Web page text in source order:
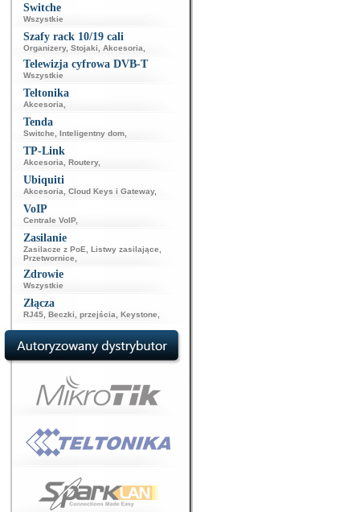
Switche
Wszystkie
Szafy rack 10/19 cali
Organizery, Stojaki Akcesoria
Telewizja cyfrowa DVB-T
Wszystkie
Teltonika
Akcesoria
Tenda
Switche Inteligentny dom
TP-Link
Akcesoria Routery,
Ubiquiti
Akcesoria Cloud Keys i Gateway,
VoIP
Centrale VoIP,
Zasilanie
Zasilacze z PoE Listwy zasilające
Przetwornice
Zdrowie
Wszystkie
Złącza
RJ45 Beczki, przejścia Keystone